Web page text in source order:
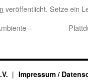
veröffentlicht. Setze ein
–
Impressum /